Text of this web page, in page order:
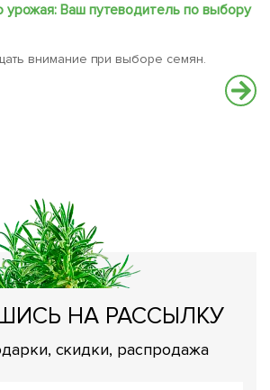
Ваш путеводитель по выбору
внимание при выборе семян.
НА РАССЫЛКУ
скидки, распродажа